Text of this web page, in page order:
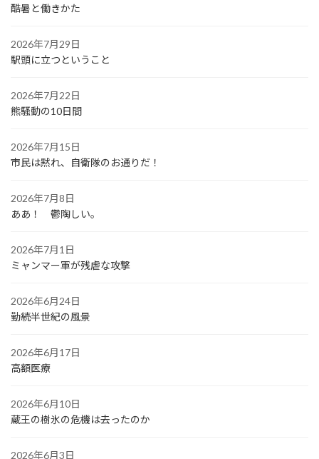
酷暑と働きかた
2026年7月29日
駅頭に立つということ
2026年7月22日
熊騒動の10日間
2026年7月15日
市民は黙れ、自衛隊のお通りだ！
2026年7月8日
ああ！ 鬱陶しい。
2026年7月1日
ミャンマー軍が残虐な攻撃
2026年6月24日
勤続半世紀の風景
2026年6月17日
高額医療
2026年6月10日
蔵王の樹氷の危機は去ったのか
2026年6月3日